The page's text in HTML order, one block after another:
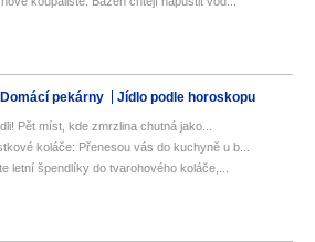
Domácí pekárny Jídlo podle horoskopu
Pět míst, kde zmrzlina chutná jako...
koláče: Přenesou vás do kuchyně u b...
letní špendlíky do tvarohového koláče,...